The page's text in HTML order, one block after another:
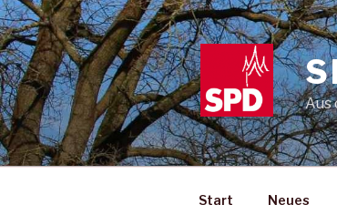
Zum
Inhalt
springen
Aus
Start Neues